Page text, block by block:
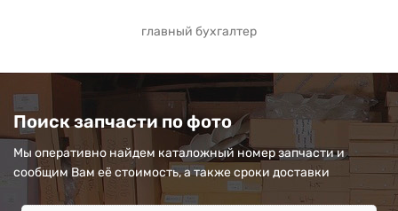
главный бухгалтер
Поиск запчасти по фото
Мы оперативно найдем каталожный номер запчасти и
сообщим Вам её стоимость, а также сроки доставки